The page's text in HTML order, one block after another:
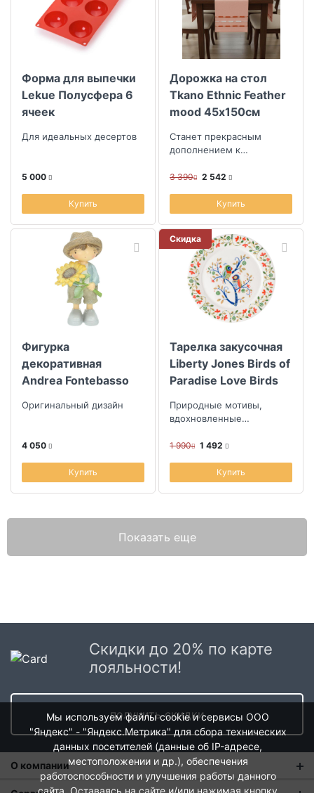
Форма для выпечки
Lekue Полусфера 6
ячеек
Для идеальных десертов
5 000
Купить
Дорожка на стол
Tkano Ethnic Feather
mood 45х150см
Станет прекрасным
дополнением к
свечам и другому декору.
3 390 2 542
Купить
Фигурка
декоративная
Andrea Fontebasso
Оригинальный дизайн
4 050
Купить
Скидка
Тарелка закусочная
Liberty Jones Birds of
Paradise Love Birds
Природные мотивы,
вдохновленные
фольклором
1 990 1 492
Купить
Показать еще
Скидки до 20% по карте
лояльности!
получить скидки
О компании
О нас
Мы используем файлы cookie и сервисы ООО
"Яндекс" - "Яндекс.Метрика" для сбора технических
данных посетителей (данные об IP-адресе,
местоположении и др.), обеспечения
работоспособности и улучшения работы данного
сайта. Оставаясь на сайте и/или нажимая кнопку